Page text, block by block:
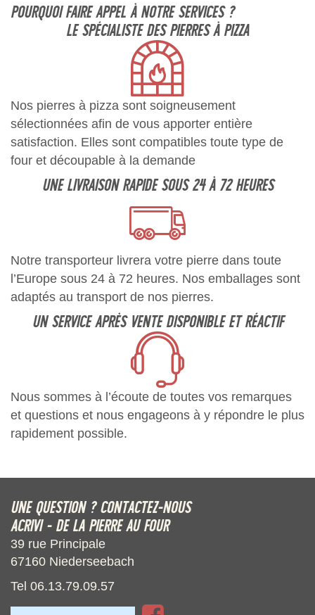
POURQUOI FAIRE APPEL À NOTRE SERVICES ?
LE SPÉCIALISTE DES PIERRES À PIZZA
Nos pierres à pizza sont soigneusement
sélectionnées afin de vous apporter entière
satisfaction. Elles sont compatibles toute type de
four et découpable à la demande
UNE LIVRAISON RAPIDE SOUS 24 À 72 HEURES
Notre transporteur livrera votre pierre dans toute
l’Europe sous 24 à 72 heures. Nos emballages sont
adaptés au transport de nos pierres.
UN SERVICE APRÈS VENTE DISPONIBLE ET RÉACTIF
Nous sommes à l’écoute de toutes vos remarques
et questions et nous engageons à y répondre le plus
rapidement possible.
UNE QUESTION ? CONTACTEZ-NOUS
ACRIVI - DE LA PIERRE AU FOUR
39 rue Principale
67160 Niederseebach
Tel 06.13.79.09.57